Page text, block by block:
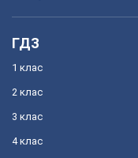
ГДЗ
1 клас
2 клас
3 клас
4 клас